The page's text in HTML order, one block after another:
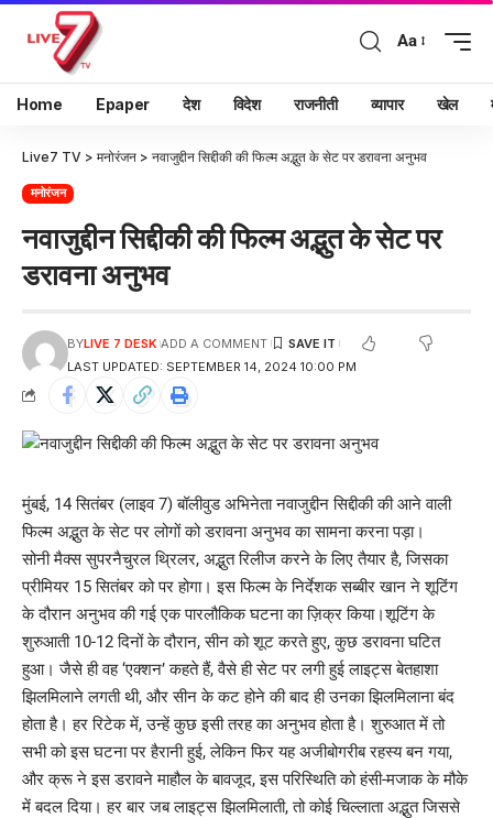
Aa
Home Epaper देश विदेश राजनीती व्यापार खेल
Live7 TV > मनोरंजन > नवाजुद्दीन सिद्दीकी की फिल्म अद्भुत के सेट पर डरावना अनुभव
मनोरंजन
नवाजुद्दीन सिद्दीकी की फिल्म अद्भुत के सेट पर
डरावना अनुभव
LAST UPDATED: SEPTEMBER 14, 2024 10:00 PM
BYLIVE 7 DESK ADD A COMMENT
मुंबई, 14 सितंबर (लाइव 7) बॉलीवुड अभिनेता नवाजुद्दीन सिद्दीकी की आने वाली
फिल्म अद्भुत के सेट पर लोगों को डरावना अनुभव का सामना करना पड़ा।
सोनी मैक्स सुपरनैचुरल थ्रिलर, अद्भुत रिलीज करने के लिए तैयार है, जिसका
प्रीमियर 15 सितंबर को पर होगा। इस फिल्म के निर्देशक सब्बीर खान ने शूटिंग
के दौरान अनुभव की गई एक पारलौकिक घटना का ज़िक्र किया।शूटिंग के
शुरुआती 10-12 दिनों के दौरान, सीन को शूट करते हुए, कुछ डरावना घटित
हुआ। जैसे ही वह ‘एक्शन’ कहते हैं, वैसे ही सेट पर लगी हुई लाइट्स बेतहाशा
झिलमिलाने लगती थी, और सीन के कट होने की बाद ही उनका झिलमिलाना बंद
होता है। हर रिटेक में, उन्हें कुछ इसी तरह का अनुभव होता है। शुरुआत में तो
सभी को इस घटना पर हैरानी हुई, लेकिन फिर यह अजीबोगरीब रहस्य बन गया,
और क्रू ने इस डरावने माहौल के बावजूद, इस परिस्थिति को हंसी-मजाक के मौके
में बदल दिया। हर बार जब लाइट्स झिलमिलाती, तो कोई चिल्लाता अद्भुत जिससे